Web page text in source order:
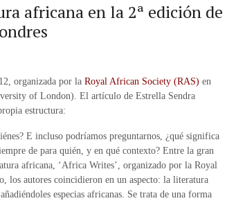
africana en la 2ª edición de
organizada por la Royal African Society (RAS) en
of London). El artículo de Estrella Sendra
estructura:
E incluso podríamos preguntarnos, ¿qué significa
de para quién, y en qué contexto? Entre la gran
africana, ‘Africa Writes’, organizado por la Royal
los autores coincidieron en un aspecto: la literatura
especias africanas. Se trata de una forma